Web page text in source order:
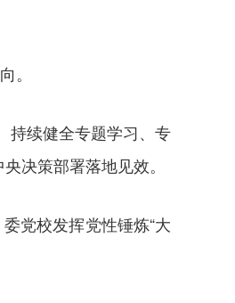
。
持续健全专题学习、专
决策部署落地见效。
党校发挥党性锤炼“大